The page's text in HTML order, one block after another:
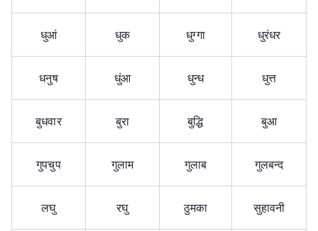
धुआं धुक धुग्गा धुरंधर
धनुष धुंआ धुन्ध धुत्त
बुधवार बुरा बुद्धि बुआ
गुपचुप गुलाम गुलाब गुलबन्द
लघु रघु ठुमका सुहावनी